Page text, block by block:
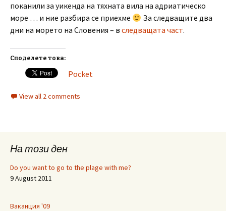
поканили за уикенда на тяхната вила на адриатическо
море … и ние разбира се приехме
За следващите два
дни на морето на Словения – в следващата част.
Споделете това:
Pocket
View all 2 comments
На този ден
Do you want to go to the plage with me?
9 August 2011
Ваканция '09